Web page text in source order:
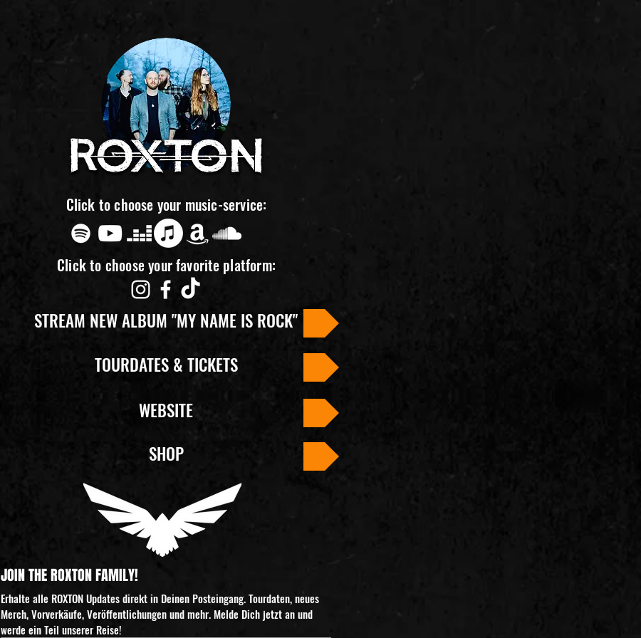
Click to choose your music-service:
Click to choose yourfavoriteplatform:
STREAM NEW ALBUM "MY NAME IS ROCK"
TOURDATES & TICKETS
WEBSITE
SHOP
JOIN THE ROXTON FAMILY!
Erhalte alle ROXTON Updates direkt in Deinen Posteingang. Tourdaten, neues
Merch, Vorverkäufe, Veröffentlichungen und mehr. Melde Dich jetzt an und
werde ein Teil unserer Reise!